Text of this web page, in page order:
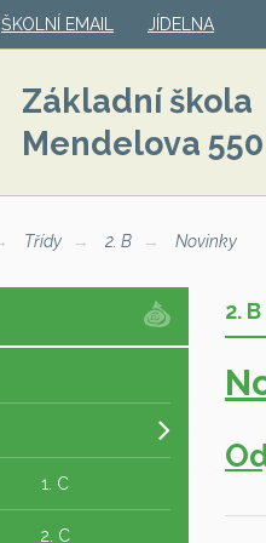
ŠKOLNÍ EMAIL JÍDELNA
Základní škola
Mendelova
Třídy 2. B Novinky
1. C
2. C
2. B